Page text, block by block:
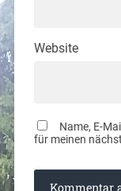
Website
Name, E-
für meinen